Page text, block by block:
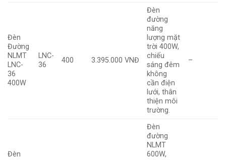
Đèn
Đường
NLMT
LNC-
36
400W
LNC-
36
400 3.395.000 VNĐ
Đèn
đường
năng
lượng mặt
trời 400W,
chiếu
sáng đêm
không
cần điện
lưới, thân
thiện môi
trường.
–
Đèn
Đèn
đường
NLMT
600W,